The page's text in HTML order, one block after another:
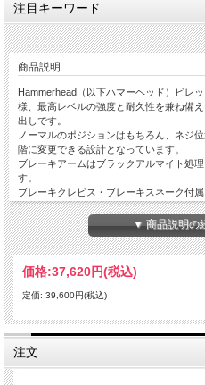
注目キーワード
商品説明
Hammerhead（以下ハマーヘッド）ビレ
様、最高レベルの強度と耐久性を兼ね備
出しです。
ノーマルのポジションはもちろん、ネジ
階に変更できる設計となっています。
ブレーキアームはブラックアルマイト処
す。
ブレーキクレビス・ブレーキスネーク付属
全てのティップ（チタンを除く）は6061
アルマイト済み。
3種類から選べるティップは、ライダーの
ラージアルミティップ：
りブレーキミスを劇的に軽減。
ステンレス製のイモネジの調整により垂
▼ 商品説明の
価格:37,620円(税込)
定価: 39,600円(税込)
注文